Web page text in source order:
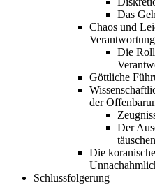
Das
Chaos und
Verantwortung
Die
Göttliche
der
Der
täuschen
Die
Schlussfolgerung